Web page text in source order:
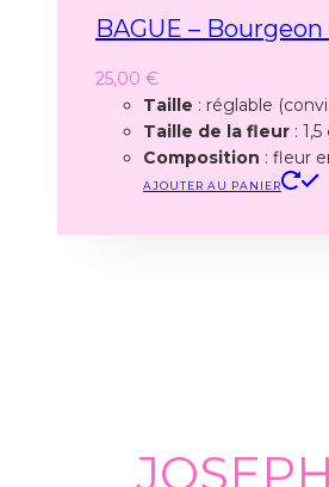
BAGUE –
25,00 €
Taille : réglable
Taille de la fleur :
Composition : fleur
AJOUTER AU PANIER